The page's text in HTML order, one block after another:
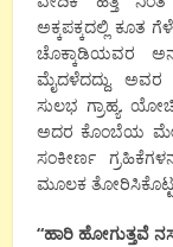
ಅಕ್ಕಪಕ್ಕದಲ್ಲಿ ಕೂತ
ಚೊಕ್ಕಾಡಿಯವರ
ಮೈದಳೆದದ್ದು. ಅವರ
ಸುಲಭ ಗ್ರಾಹ್ಯ.
ಅದರ ಕೊಂಬೆಯ ಮೇಲೆ
ಸಂಕೀರ್ಣ
ಮೂಲಕ
“ಹಾರಿ ಹೋಗುತ್ತವೆ